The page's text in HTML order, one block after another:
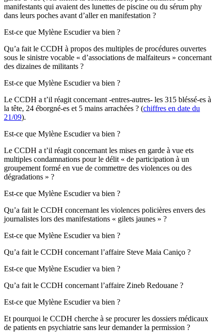
manifestants qui avaient des lunettes de piscine ou du sérum phy
dans leurs poches avant d’aller en manifestation ?
Est-ce que Mylène Escudier va bien ?
Qu’a fait le CCDH à propos des multiples de procédures ouvertes
sous le sinistre vocable « d’associations de malfaiteurs » concernant
des dizaines de militants ?
Est-ce que Mylène Escudier va bien ?
Le CCDH a t’il réagit concernant -entres-autres- les 315 bléssé-es à
la tête, 24 éborgné-es et 5 mains arrachées ? (chiffres en date du
21/09).
Est-ce que Mylène Escudier va bien ?
Le CCDH a t’il réagit concernant les mises en garde à vue ets
multiples condamnations pour le délit « de participation à un
groupement formé en vue de commettre des violences ou des
dégradations » ?
Est-ce que Mylène Escudier va bien ?
Qu’a fait le CCDH concernant les violences policières envers des
journalistes lors des manifestations « gilets jaunes » ?
Est-ce que Mylène Escudier va bien ?
Qu’a fait le CCDH concernant l’affaire Steve Maia Caniço ?
Est-ce que Mylène Escudier va bien ?
Qu’a fait le CCDH concernant l’affaire Zineb Redouane ?
Est-ce que Mylène Escudier va bien ?
Et pourquoi le CCDH cherche à se procurer les dossiers médicaux
de patients en psychiatrie sans leur demander la permission ?